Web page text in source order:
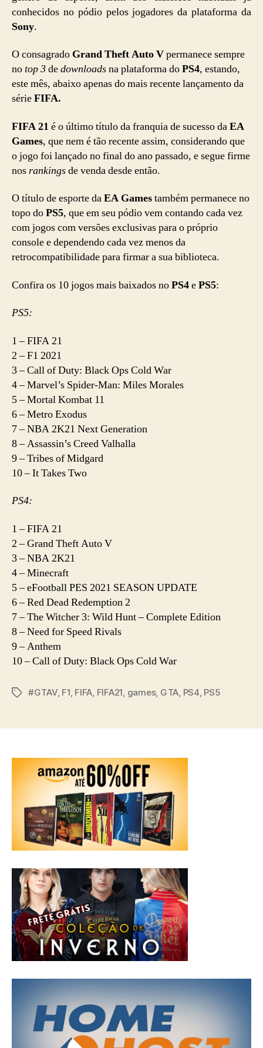
conhecidos no pódio pelos jogadores da plataforma da
Sony.
O consagrado Grand Theft Auto Vpermanece sempre
notop 3dedownloadsna plataforma doPS4, estando,
este mês, abaixo apenas do mais recente lançamento da
sérieFIFA.
FIFA 21 é o último título da franquia de sucesso daEA
Games, que nem é tão recente assim, considerando que
o jogo foi lançado no final do ano passado, e segue firme
nosrankingsde venda desde então.
O título de esporte daEA Gamestambém permanece no
topo doPS5, que em seu pódio vem contando cada vez
com jogos com versões exclusivas para o próprio
console e dependendo cada vez menos da
retrocompatibilidade para firmar a sua biblioteca.
Confira os 10 jogos mais baixados noPS4ePS5:
PS5:
1 – FIFA 21
2 – F1 2021
3 – Call of Duty: Black Ops Cold War
4 – Marvel’s Spider-Man: Miles Morales
5 – Mortal Kombat 11
6 – Metro Exodus
7 – NBA 2K21 Next Generation
8 – Assassin’s Creed Valhalla
9 – Tribes of Midgard
10 – It Takes Two
PS4:
1 – FIFA 21
2 – Grand Theft Auto V
3 – NBA 2K21
4 – Minecraft
5 – eFootball PES 2021 SEASON UPDATE
6 – Red Dead Redemption 2
7 – The Witcher 3: Wild Hunt – Complete Edition
8 – Need for Speed Rivals
9 – Anthem
10 – Call of Duty: Black Ops Cold War
Tags#GTAV, F1, FIFA, FIFA21, games, GTA, PS4, PS5